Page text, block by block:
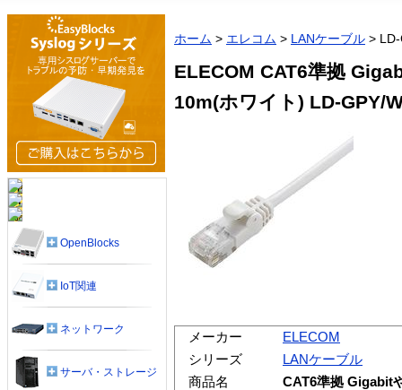
ホーム > エレコム > LANケーブル >
ELECOM CAT6準拠
10m(ホワイト) LD-GPY/
メーカー
ELECOM
シリーズ
LANケーブル
商品名
CAT6準拠 Gigabit
OpenBlocks
IoT関連
ネットワーク
サーバ・ストレージ